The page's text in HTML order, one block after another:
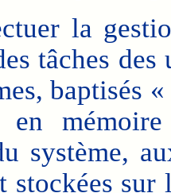
la
tâches
baptisés
en
système,
stockées sur